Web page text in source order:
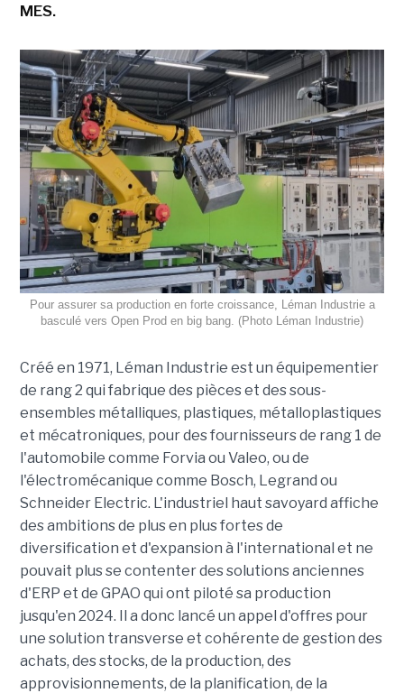
MES.
Pour assurer sa production en forte croissance, Léman Industrie a
basculé vers Open Prod en big bang. (Photo Léman Industrie)
Créé en 1971, Léman Industrie est un équipementier
de rang 2 qui fabrique des pièces et des sous-
ensembles métalliques, plastiques, métalloplastiques
et mécatroniques, pour des fournisseurs de rang 1 de
l'automobile comme Forvia ou Valeo, ou de
l'électromécanique comme Bosch, Legrand ou
Schneider Electric. L'industriel haut savoyard affiche
des ambitions de plus en plus fortes de
diversification et d'expansion à l'international et ne
pouvait plus se contenter des solutions anciennes
d'ERP et de GPAO qui ont piloté sa production
jusqu'en 2024. Il a donc lancé un appel d'offres pour
une solution transverse et cohérente de gestion des
achats, des stocks, de la production, des
approvisionnements, de la planification, de la